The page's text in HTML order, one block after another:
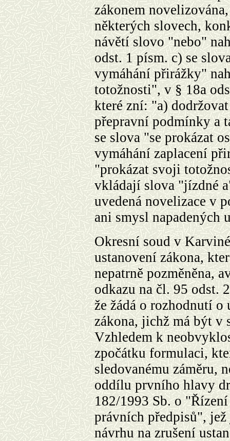
zákonem
některých slovech,
návětíslovo "nebo"
odst. 1 písm. c) se
vymáhání přirážky"
totožnosti", v § 18a
které zní: "a)
přepravní podmínky a
se slova "se prokázat
vymáhání zaplacení
"prokázat svoji
vkládají slova "jízdné
uvedená novelizace v
ani smysl napadených
Okresní soud v
ustanovení zákona,
nepatrně pozměněna,
odkazu na čl. 95 odst.
že žádá o rozhodnutí
zákona, jichž má být v
Vzhledem k
zpočátku formulaci,
sledovanému záměru,
oddílu prvního hlavy
182/1993 Sb. o
právních předpisů",
návrhu na zrušení